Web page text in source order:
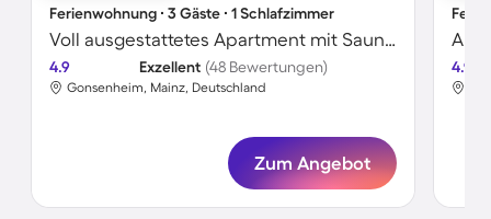
Ferienwohnung ∙ 3 Gäste ∙ 1 Schlafzimmer
Voll ausgestattetes Apartment mit Sauna | Perfekt für die Arbeit von Zuhause
4.9 Exzellent (48 Bewertungen)
Gonsenheim, Mainz, Deutschland
Zum Angebot
4.9